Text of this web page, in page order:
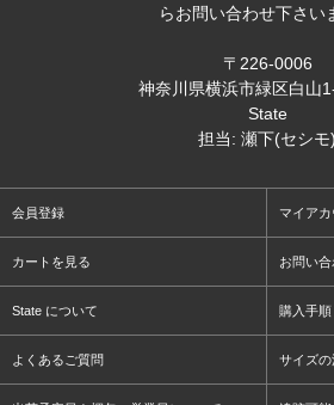
らお問い合わせ下さい
〒226-0006
神奈川県横浜市緑区白山
State
担当: 瀬下(セシモ)
会員登録 マイアカ
カートを見る お問い
State について 購入手順
よくあるご質問 サイズ